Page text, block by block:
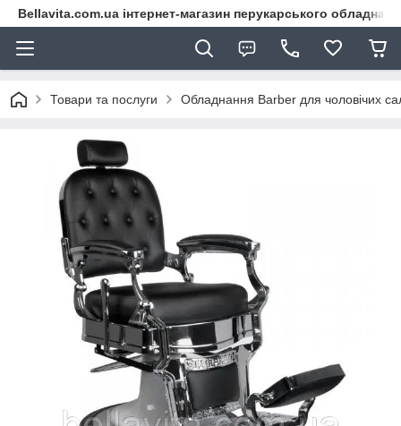
Bellavita.com.ua інтернет-магазин перукарського
Товари та послуги Обладнання Barber для чоловічих